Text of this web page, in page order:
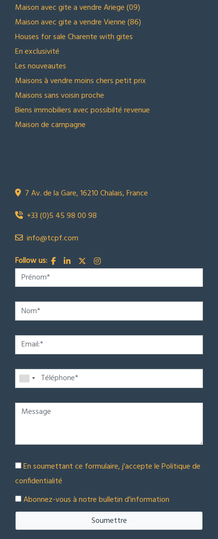
Maison avec gite a vendre Ariege (09)
Maison avec gite a vendre Vienne (86)
Houses for sale Charente with gites
En exclusivité
Les nouveautes
Maisons à vendre moins chers petit prix
Maisons sans voisin proche
Biens immobiliers avec possibilté revenue
Maison de campagne
7 Av. de la Gare, 16210 Chalais, France
+33 (0)5 45 98 00 98
info@tcpf.com
Follow us:
En soumettant ce formulaire, j'accepte lePolitique de
confidentialité
Abonnez-vous à notre bulletin d'information
Soumettre